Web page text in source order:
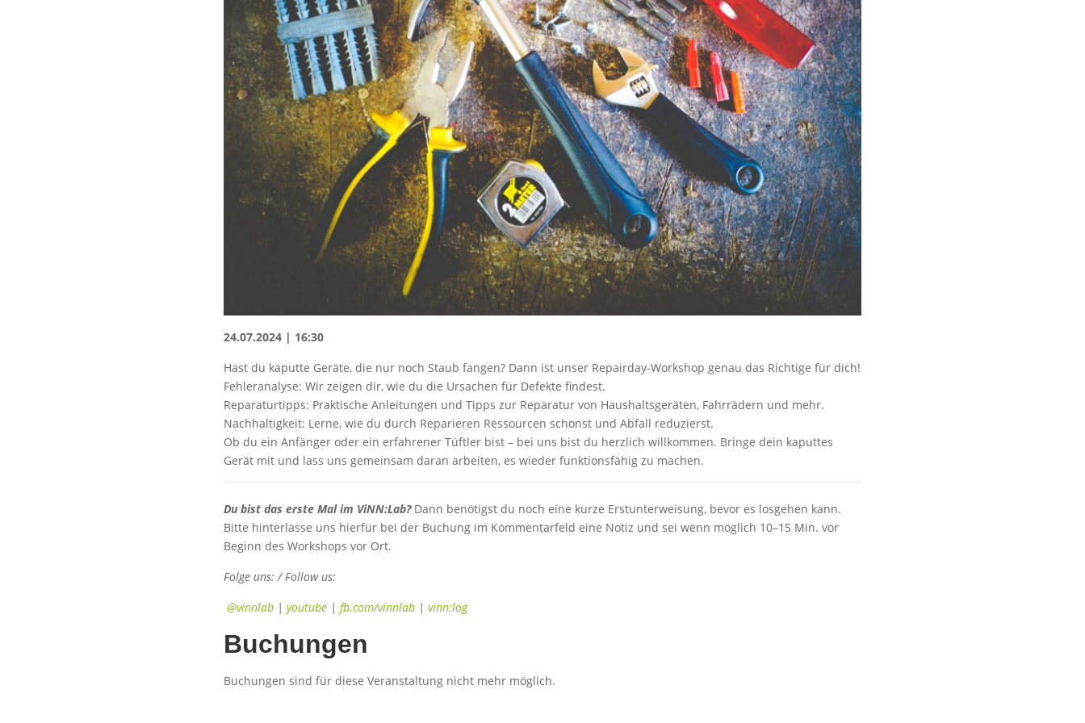
24.07.2024 | 16:30
Hast du kaputte Geräte, die nur noch Staub fangen? Dann ist unser Repairday-Workshop genau das Richtige für dich!
Fehleranalyse: Wir zeigen dir, wie du die Ursachen für Defekte findest.
Reparaturtipps: Praktische Anleitungen und Tipps zur Reparatur von Haushaltsgeräten, Fahrrädern und mehr.
Nachhaltigkeit: Lerne, wie du durch Reparieren Ressourcen schonst und Abfall reduzierst.
Ob du ein Anfänger oder ein erfahrener Tüftler bist – bei uns bist du herzlich willkommen. Bringe dein kaputtes
Gerät mit und lass uns gemeinsam daran arbeiten, es wieder funktionsfähig zu machen.
Du bist das erste Mal im ViNN:Lab?Dann benötigst du noch eine kurze Erstunterweisung, bevor es losgehen kann.
Bitte hinterlasse uns hierfür bei der Buchung im Kommentarfeld eine Notiz und sei wenn möglich 10–15 Min. vor
Beginn des Workshops vor Ort.
Folge uns: / Follow us:
@vinnlab | youtube | fb.com/vinnlab | vinn:log
Buchungen
Buchungen sind für diese Veranstaltung nicht mehr möglich.